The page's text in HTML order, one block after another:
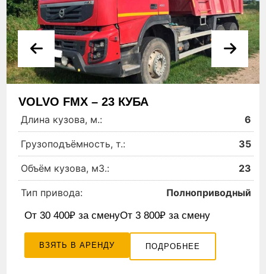
VOLVO FMX – 23 КУБА
Длина кузова, м.: 6
Грузоподъёмность, т.: 35
Объём кузова, м3.: 23
Тип привода: Полноприводный
От 30 400₽ за сменуОт 3 800₽ за смену
ВЗЯТЬ В АРЕНДУ ПОДРОБНЕЕ